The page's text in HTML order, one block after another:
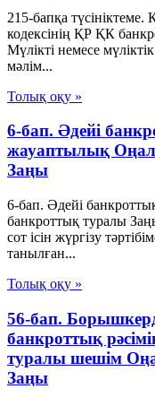
215-бапқа
кодексінің ҚР ҚК
Мүлікті немесе
мәлім...
Толық оқу »
6-бап. Әдейі
жауаптылық
Заңы
6-бап. Әдейі
банкроттық туралы
сот ісін жүргізу
танылған...
Толық оқу »
56-бап.
банкроттық
туралы шешiм
Заңы